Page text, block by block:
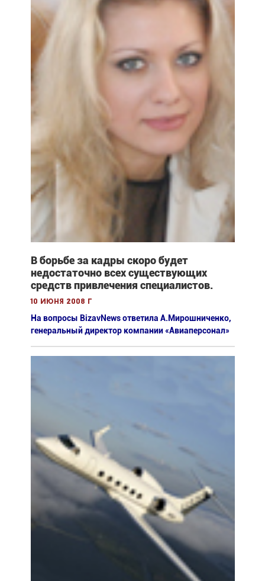
В борьбе за кадры скоро будет
недостаточно всех существующих
средств привлечения специалистов.
10 июня 2008 г
На вопросы BizavNews ответила А.Мирошниченко,
генеральный директор компании «Авиаперсонал»